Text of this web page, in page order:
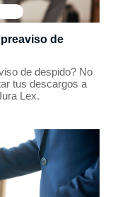
de
de despido? No
tus descargos a
Lex.